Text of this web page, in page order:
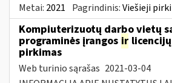
Metai: 2021 Pagrindinis:Viešieji
Kompiuterizuotų darbo vietų
programinės įrangos ir
pirkimas
Web turinio sąrašas 2021-03-04